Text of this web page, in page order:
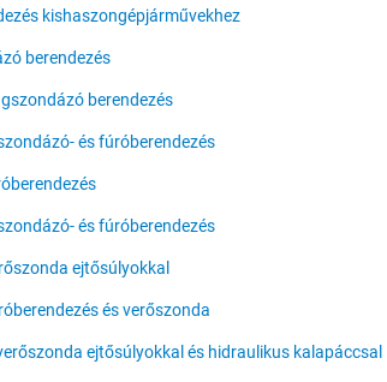
kishaszongépjárművekhez
berendezés
berendezés
és fúróberendezés
és fúróberendezés
ejtősúlyokkal
és verőszonda
ejtősúlyokkal és hidraulikus kalapáccsal